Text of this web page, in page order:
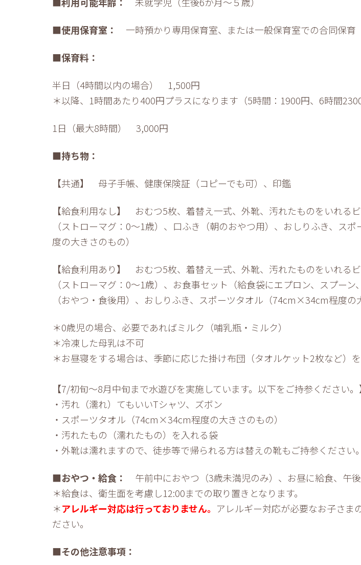
■使用保育室： 一時預かり専用保育室、または一般保育室での合同保育
■保育料：
半日（4時間以内の場合） 1,500円
＊以降、1時間あたり400円プラスになります（5時間：1900円、6時間
1日（最大8時間） 3,000円
■持ち物：
【共通】 母子手帳、健康保険証（コピーでも可）、印鑑
【給食利用なし】 おむつ5枚、着替え一式、外靴、汚れたものをいれる
（ストローマグ：0～1歳）、口ふき（朝のおやつ用）、おしりふき、ス
度の大きさのもの）
【給食利用あり】 おむつ5枚、着替え一式、外靴、汚れたものをいれる
（ストローマグ：0～1歳）、お食事セット（給食袋にエプロン、スプー
（おやつ・食後用）、おしりふき、スポーツタオル（74cm×34cm程度の
＊0歳児の場合、必要であればミルク（哺乳瓶・ミルク）
＊冷凍した母乳は不可
＊お昼寝をする場合は、季節に応じた掛け布団（タオルケット2枚など）を
【7/初旬～8月中旬まで水遊びを実施しています。以下をご持参ください。
・汚れ（濡れ）てもいいTシャツ、ズボン
・スポーツタオル（74cm×34cm程度の大きさのもの）
・汚れたもの（濡れたもの）を入れる袋
・外靴は濡れますので、徒歩等で帰られる方は替えの靴もご持参ください。
■おやつ・給食： 午前中におやつ（3歳未満児のみ）、お昼に給食、午後
＊給食は、衛生面を考慮し12:00までの取り置きとなります。
＊アレルギー対応は行っておりません。 アレルギー対応が必要なお子さま
ださい。
■その他注意事項：